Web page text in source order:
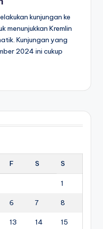
kunjungan ke
menunjukkan Kremlin
Kunjungan yang
2024 ini cukup
F S S
1
6 7 8
13 14 15